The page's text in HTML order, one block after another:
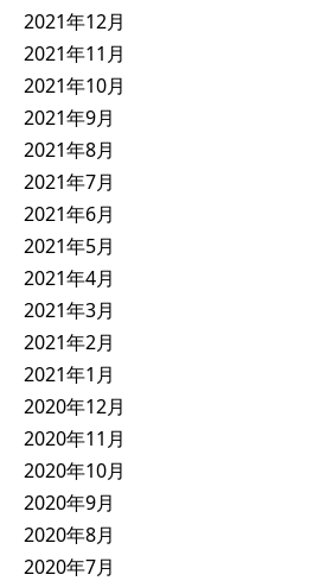
2021年12月
2021年11月
2021年10月
2021年9月
2021年8月
2021年7月
2021年6月
2021年5月
2021年4月
2021年3月
2021年2月
2021年1月
2020年12月
2020年11月
2020年10月
2020年9月
2020年8月
2020年7月